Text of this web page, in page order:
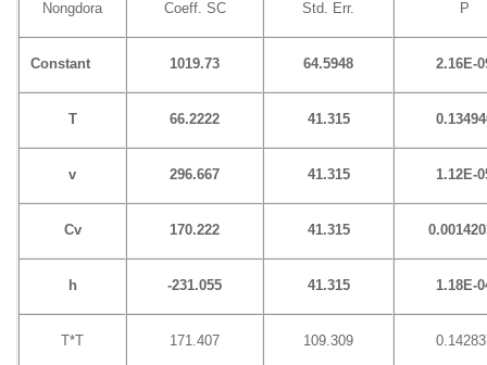
Nongdora Coeff. SC Std. Err. P
Constant 1019.73 64.5948 2.16E-
T 66.2222 41.315
v 296.667 41.315 1.12E-
Cv 170.222 41.315
h -231.055 41.315 1.18E-
T*T 171.407 109.309